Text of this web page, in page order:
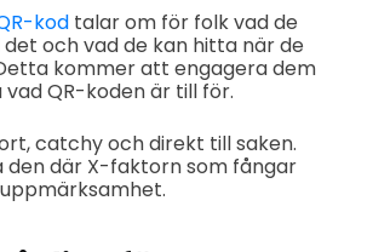
kod talar om för folk vad de
och vad de kan hitta när de
kommer att engagera dem
QR-koden är till för.
catchy och direkt till saken.
den där X-faktorn som fångar